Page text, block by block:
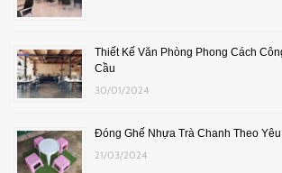
Thiết Kế Văn Phòng Phong Cách
Cầu
30/01/2024
Đóng Ghế Nhựa Trà Chanh Theo
21/03/2024